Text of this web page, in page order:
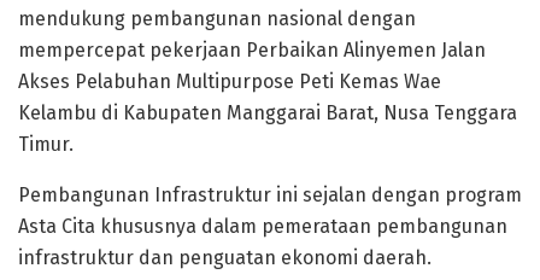
mendukung pembangunan nasional dengan
mempercepat pekerjaan Perbaikan Alinyemen Jalan
Akses Pelabuhan Multipurpose Peti Kemas Wae
Kelambu di Kabupaten Manggarai Barat, Nusa Tenggara
Timur.
Pembangunan Infrastruktur ini sejalan dengan program
Asta Cita khususnya dalam pemerataan pembangunan
infrastruktur dan penguatan ekonomi daerah.